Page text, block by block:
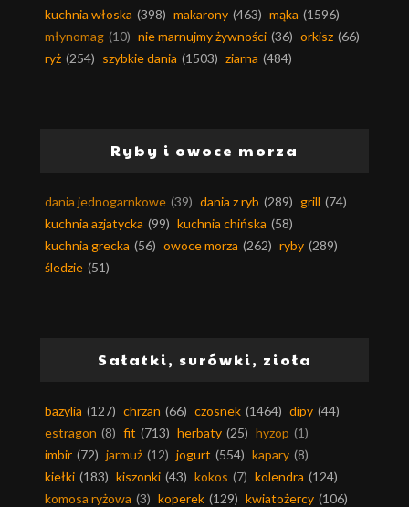
kuchnia włoska (398) makarony (463) mąka (1596)
młynomag (10) nie marnujmy żywności (36) orkisz (66)
ryż (254) szybkie dania (1503) ziarna (484)
Ryby i owoce morza
dania jednogarnkowe (39) dania z ryb (289) grill (74)
kuchnia azjatycka (99) kuchnia chińska (58)
kuchnia grecka (56) owoce morza (262) ryby (289)
śledzie (51)
Sałatki, surówki, zioła
bazylia (127) chrzan (66) czosnek (1464) dipy (44)
estragon (8) fit (713) herbaty (25) hyzop (1)
imbir (72) jarmuż (12) jogurt (554) kapary (8)
kiełki (183) kiszonki (43) kokos (7) kolendra (124)
komosa ryżowa (3) koperek (129) kwiatożercy (106)